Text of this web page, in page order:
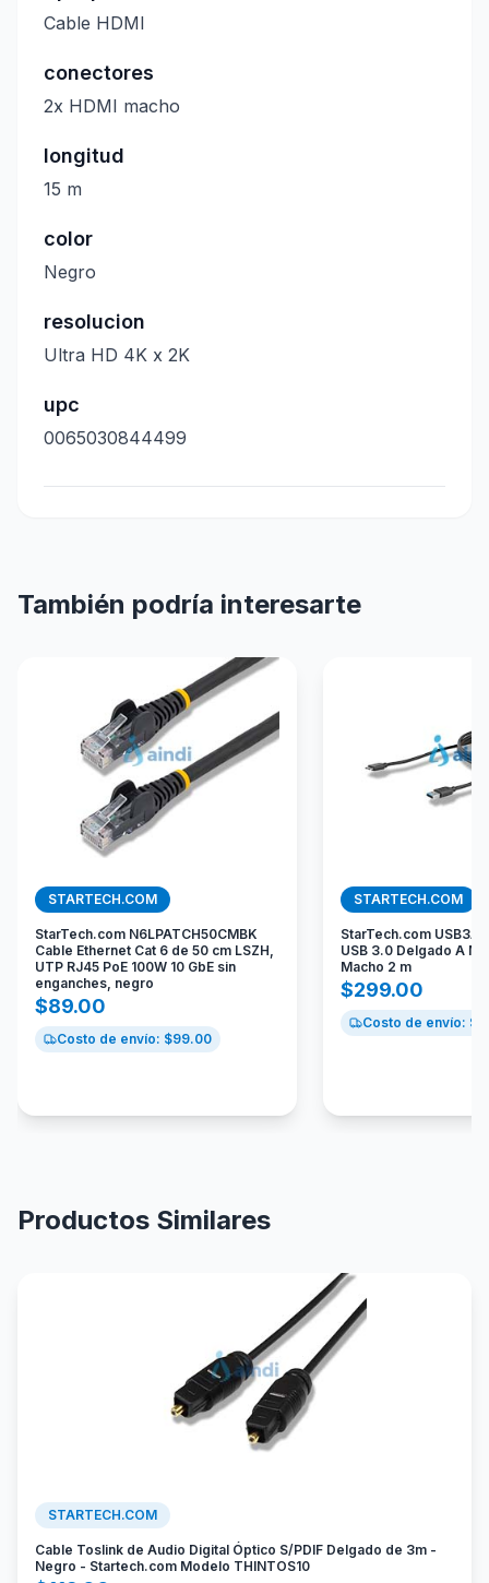
Cable HDMI
conectores
2x HDMI macho
longitud
15 m
color
Negro
resolucion
Ultra HD 4K x 2K
upc
0065030844499
También podría interesarte
STARTECH.COM
StarTech.com N6LPATCH50CMBK
Cable Ethernet Cat 6 de 50 cm LSZH,
UTP RJ45 PoE 100W 10 GbE sin
enganches, negro
$89.00
Costo de envío: $99.00
STARTECH.COM
StarTech.com
USB 3.0 Delgado A
Macho 2 m
$299.00
Costo de envío: $
Productos Similares
STARTECH.COM
Cable Toslink de Audio Digital Óptico S/PDIF Delgado de 3m -
Negro - Startech.com Modelo THINTOS10